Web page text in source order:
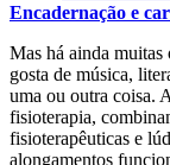
Encadernação e
Mas há ainda muitas
gosta de música,
uma ou outra coisa. A
fisioterapia,
fisioterapêuticas e
alongamentos